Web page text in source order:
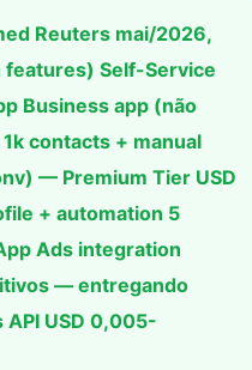
Reuters mai/2026,
features) Self-Service
Business app (não
contacts + manual
— Premium Tier USD
+ automation 5
Ads integration
— entregando
USD 0,005-